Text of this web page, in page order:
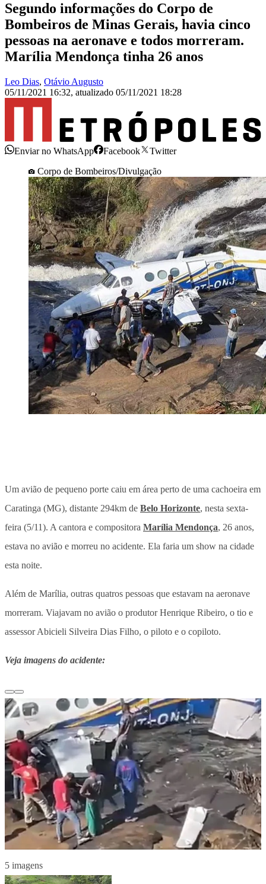
Segundo informações do Corpo de
Bombeiros de Minas Gerais, havia cinco
pessoas na aeronave e todos morreram.
Marília Mendonça tinha 26 anos
Leo Dias, Otávio Augusto
05/11/2021 16:32, atualizado 05/11/2021 18:28
Enviar no WhatsApp Facebook
Twitter
Corpo de Bombeiros/Divulgação
Um avião de pequeno porte caiu em área perto de uma cachoeira em
Caratinga (MG), distante 294km de Belo Horizonte, nesta sexta-
feira (5/11). A cantora e compositora Marília Mendonça, 26 anos,
estava no avião e morreu no acidente. Ela faria um show na cidade
esta noite.
Além de Marília, outras quatros pessoas que estavam na aeronave
morreram. Viajavam no avião o produtor Henrique Ribeiro, o tio e
assessor Abicieli Silveira Dias Filho, o piloto e o copiloto.
Veja imagens do acidente:
5 imagens